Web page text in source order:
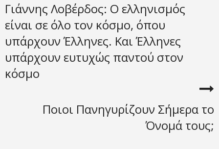
Γιάννης Λοβέρδος: Ο ελληνισμός
είναι σε όλο τον κόσμο, όπου
υπάρχουν Έλληνες. Και Έλληνες
υπάρχουν ευτυχώς παντού στον
κόσμο
Ποιοι Πανηγυρίζουν Σήμερα το
Όνομά τους;